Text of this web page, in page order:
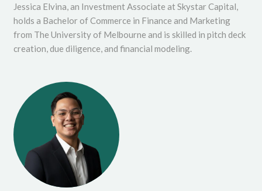
Jessica Elvina, an Investment Associate at Skystar Capital,
holds a Bachelor of Commerce in Finance and Marketing
from The University of Melbourne and is skilled in pitch deck
creation, due diligence, and financial modeling​.